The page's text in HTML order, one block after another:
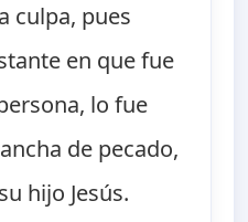
culpa, pues
en que fue
lo fue
de pecado,
hijo Jesús.